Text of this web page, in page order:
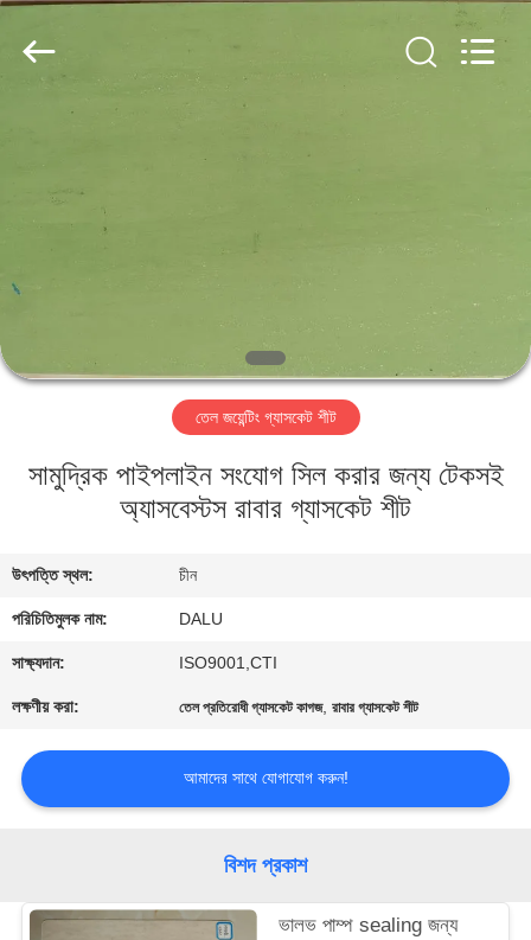
আমাদের
কারখানা
আমাদের
সাথে
যোগাযোগ
করুন
উদ্ধৃতির
আবেদন
Friction
Materials
তেল জয়েন্টিং গ্যাসকেট শীট
সামুদ্রিক পাইপলাইন সংযোগ সিল করার জন্য টেকসই
অ্যাসবেস্টস রাবার গ্যাসকেট শীট
উৎপত্তি স্থল: চীন
পরিচিতিমুলক নাম: DALU
সাক্ষ্যদান: ISO9001,CTI
লক্ষণীয় করা: তেল প্রতিরোধী গ্যাসকেট কাগজ,রাবার গ্যাসকেট শীট
আমাদের সাথে যোগাযোগ করুন!
বিশদ প্রকাশ
ভালভ পাম্প sealing জন্য